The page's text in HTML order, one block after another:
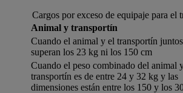
Cargos por exceso de equipaje para el
Animal y transportín
Cuando el animal y el transportín
superan los 23 kg ni los 150 cm
Cuando el peso combinado del animal
transportín es de entre 24 y 32 kg y las
dimensiones están entre los 150 y los